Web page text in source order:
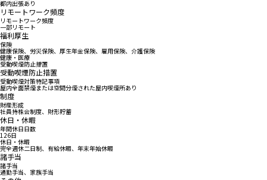
都内出張あり
リモートワーク頻度
リモートワーク頻度
一部リモート
福利厚生
保険
健康保険、労災保険、厚生年金保険、雇用保険、介護保険
健康・医療
受動喫煙防止措置
受動喫煙防止措置
受動喫煙対策特記事項
屋内全面禁煙または空間分煙された屋内喫煙所あり
制度
財産形成
社員持株会制度、財形貯蓄
休日・休暇
年間休日日数
126日
休日・休暇
完全週休二日制、有給休暇、年末年始休暇
諸手当
諸手当
通勤手当、家族手当